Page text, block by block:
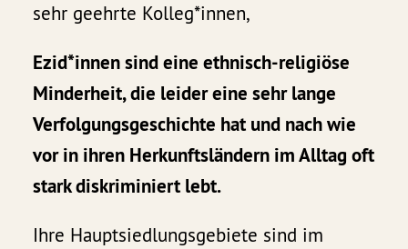
sehr geehrte Kolleg*innen,
Ezid*innen sind eine ethnisch-religiöse
Minderheit, die leider eine sehr lange
Verfolgungsgeschichte hat und nach wie
vor in ihren Herkunftsländern im Alltag oft
stark diskriminiert lebt.
Ihre Hauptsiedlungsgebiete sind im